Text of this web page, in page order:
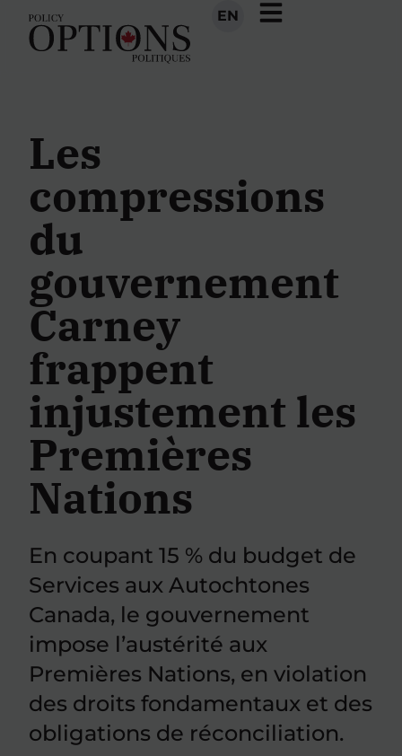
EN
Les
compressions
du
gouvernement
Carney
frappent
injustement les
Premières
Nations
En coupant 15 % du budget de
Services aux Autochtones
Canada, le gouvernement
impose l’austérité aux
Premières Nations, en violation
des droits fondamentaux et des
obligations de réconciliation.